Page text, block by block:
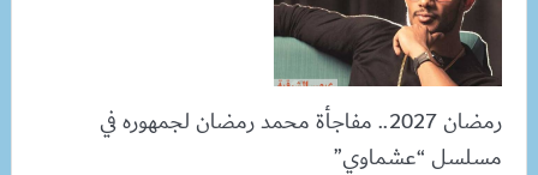
رمضان 2027.. مفاجأة محمد رمضان لجمهوره في
مسلسل “عشماوي”